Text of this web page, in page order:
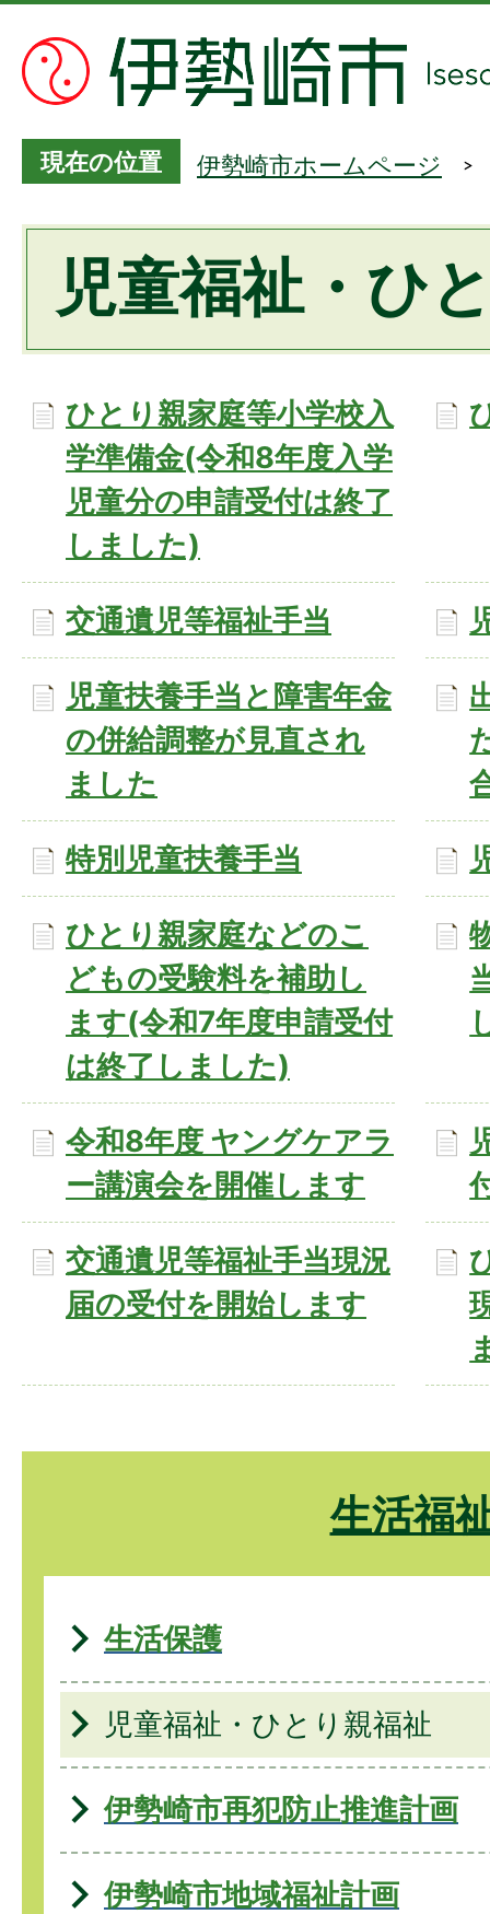
現在の位置 伊勢崎市ホームページ
児童福祉・ひ
ひとり親家庭等小学校入
学準備金(令和8年度入学
児童分の申請受付は終了
しました)
交通遺児等福祉手当
児童扶養手当と障害年金
の併給調整が見直され
ました
特別児童扶養手当
ひとり親家庭などのこ
どもの受験料を補助し
ます(令和7年度申請受付
は終了しました)
令和8年度 ヤングケアラ
ー講演会を開催します
交通遺児等福祉手当現況
届の受付を開始します
生活福
生活保護
児童福祉・ひとり親福祉
伊勢崎市再犯防止推進計画
伊勢崎市地域福祉計画